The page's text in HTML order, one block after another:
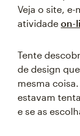
Veja o site,
atividade on-
Tente
de design
mesma
estavam
e se as